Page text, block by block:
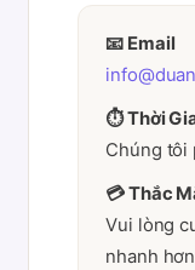
📧 Email
⏱ Thời
Chúng tôi
💳 Thắc
Vui lòng
nhanh